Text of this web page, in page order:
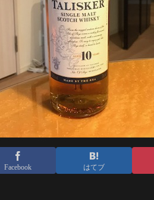
Facebook はてブ